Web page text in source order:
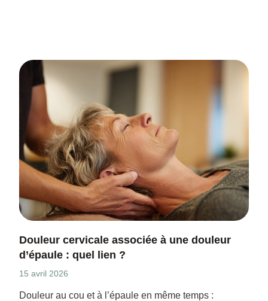
Douleur cervicale associée à une douleur
d’épaule : quel lien ?
15 avril 2026
Douleur au cou et à l’épaule en même temps :